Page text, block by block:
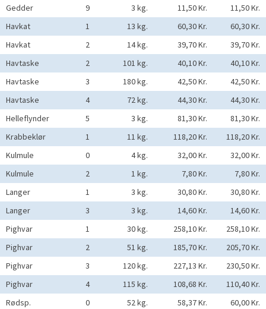
Gedder
9 3 kg. 11,50 Kr.
11,50 Kr.
Havkat
1 13 kg. 60,30 Kr.
60,30 Kr.
Havkat
2 14 kg. 39,70 Kr.
39,70 Kr.
Havtaske
2 101 kg. 40,10 Kr.
40,10 Kr.
Havtaske
3 180 kg. 42,50 Kr.
42,50 Kr.
Havtaske
4 72 kg. 44,30 Kr.
44,30 Kr.
Helleflynder
5 3 kg. 81,30 Kr.
81,30 Kr.
Krabbeklør
1 11 kg. 118,20 Kr.
118,20 Kr.
Kulmule
0 4 kg. 32,00 Kr.
32,00 Kr.
Kulmule
2 1 kg. 7,80 Kr.
7,80 Kr.
Langer
1 3 kg. 30,80 Kr.
30,80 Kr.
Langer
3 3 kg. 14,60 Kr.
14,60 Kr.
Pighvar
1 30 kg. 258,10 Kr.
258,10 Kr.
Pighvar
2 51 kg. 185,70 Kr.
205,70 Kr.
Pighvar
3 120 kg. 227,13 Kr.
230,50 Kr.
Pighvar
4 115 kg. 108,68 Kr.
110,40 Kr.
Rødsp.
0 52 kg. 58,37 Kr.
60,00 Kr.